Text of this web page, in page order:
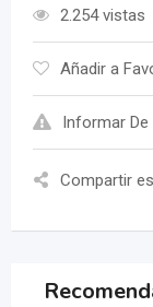
2.254 vistas
Añadir a
Informar De
Compartir